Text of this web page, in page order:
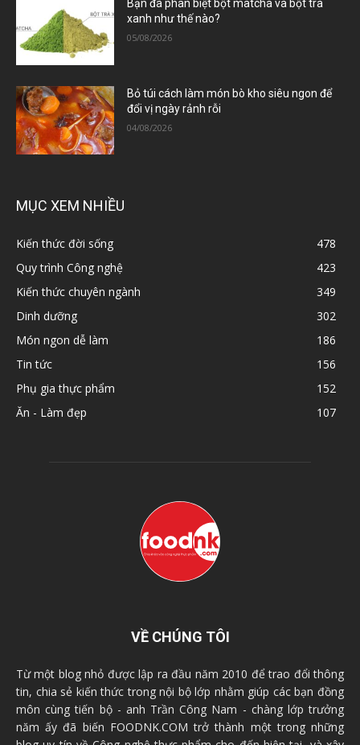
Bạn đã phân biệt bột matcha và bột trà
xanh như thế nào?
05/08/2026
Bỏ túi cách làm món bò kho siêu ngon để
đổi vị ngày rảnh rỗi
04/08/2026
MỤC XEM NHIỀU
Kiến thức đời sống
478
Quy trình Công nghệ
423
Kiến thức chuyên ngành
349
Dinh dưỡng
302
Món ngon dễ làm
186
Tin tức
156
Phụ gia thực phẩm
152
Ăn - Làm đẹp
107
VỀ CHÚNG TÔI
Từ một blog nhỏ được lập ra đầu năm 2010 để trao đổi thông
tin, chia sẻ kiến thức trong nội bộ lớp nhằm giúp các bạn đồng
môn cùng tiến bộ - anh Trần Công Nam - chàng lớp trưởng
năm ấy đã biến FOODNK.COM trở thành một trong những